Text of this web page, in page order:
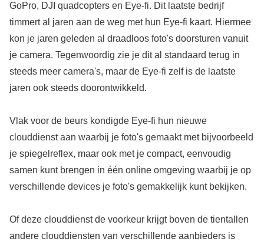
GoPro, DJI quadcopters en Eye-fi. Dit laatste bedrijf
timmert al jaren aan de weg met hun Eye-fi kaart. Hiermee
kon je jaren geleden al draadloos foto's doorsturen vanuit
je camera. Tegenwoordig zie je dit al standaard terug in
steeds meer camera's, maar de Eye-fi zelf is de laatste
jaren ook steeds doorontwikkeld.
Vlak voor de beurs kondigde Eye-fi hun nieuwe
clouddienst aan waarbij je foto's gemaakt met bijvoorbeeld
je spiegelreflex, maar ook met je compact, eenvoudig
samen kunt brengen in één online omgeving waarbij je op
verschillende devices je foto's gemakkelijk kunt bekijken.
Of deze clouddienst de voorkeur krijgt boven de tientallen
andere clouddiensten van verschillende aanbieders is